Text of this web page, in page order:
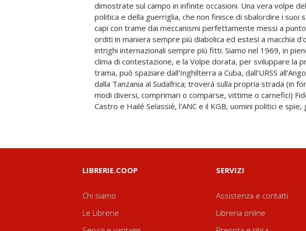
dimostrate sul campo in infinite occasioni. Una vera volpe
politica e della guerriglia, che non finisce di sbalordire i suoi
capi con trame dai meccanismi perfettamente messi a
orditi in maniera sempre più diabolica ed estesi a macchia
intrighi internazionali sempre più fitti. Siamo nel 1969, in
clima di contestazione, e la Volpe dorata, per sviluppare la
trama, può spaziare dall'Inghilterra a Cuba, dall'URSS
dalla Tanzania al Sudafrica; troverà sulla propria strada (in
modi diversi, comprimari o comparse, vittime o carnefici)
Castro e Hailé Selassié, l'ANC e il KGB, uomini politici e spie,
incontrerà la giovane e bellissima Isabella, colei che - col nome
codice di Rosa Rossa - è destinata a cadere nella tela del
fungere da complice innocente, a subire un infame ricatto,
partecipare a un terribile gioco di spionaggio industriale e
La Volpe dorata non ha tenuto però conto della forza
Courteney, della tenacia dei vincoli di sangue. E lo scontro
dove ogni arma è permessa e ogni tipo di lotta è
(perché non è in gioco solo l'onore della famiglia, ma anche il
stesso del Sudafrica), vedrà, contro il micidiale
LIBRERIE.COOP
Chi siamo
Le Librerie
SERVIZI
Assistenza e contatti
Libreria online